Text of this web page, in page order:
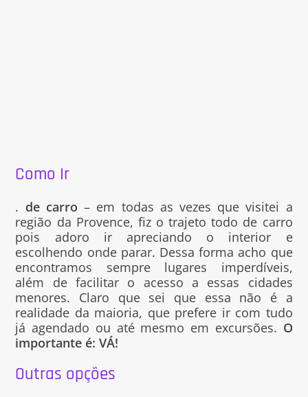
Como Ir
. de carro – em todas as vezes que visitei a
região da Provence, fiz o trajeto todo de carro
pois adoro ir apreciando o interior e
escolhendo onde parar. Dessa forma acho que
encontramos sempre lugares imperdíveis,
além de facilitar o acesso a essas cidades
menores. Claro que sei que essa não é a
realidade da maioria, que prefere ir com tudo
já agendado ou até mesmo em excursões. O
importante é: VÁ!
Outras opções